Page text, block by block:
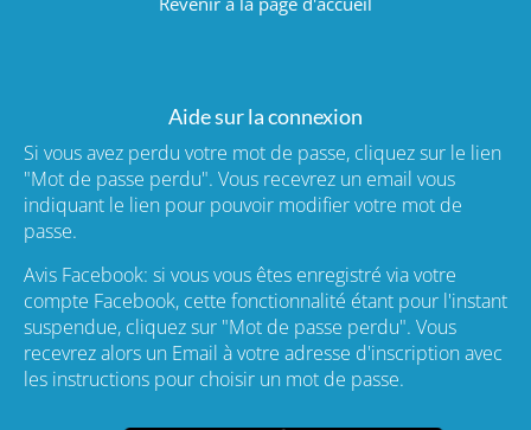
Aide sur la connexion
Si vous avez perdu votre mot de passe, cliquez sur le lien
"Mot de passe perdu". Vous recevrez un email vous
indiquant le lien pour pouvoir modifier votre mot de
passe.
Avis Facebook: si vous vous êtes enregistré via votre
compte Facebook, cette fonctionnalité étant pour l'instant
suspendue, cliquez sur "Mot de passe perdu". Vous
recevrez alors un Email à votre adresse d'inscription avec
les instructions pour choisir un mot de passe.